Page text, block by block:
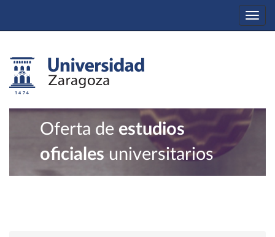
Oferta de estudios
oficiales universitarios